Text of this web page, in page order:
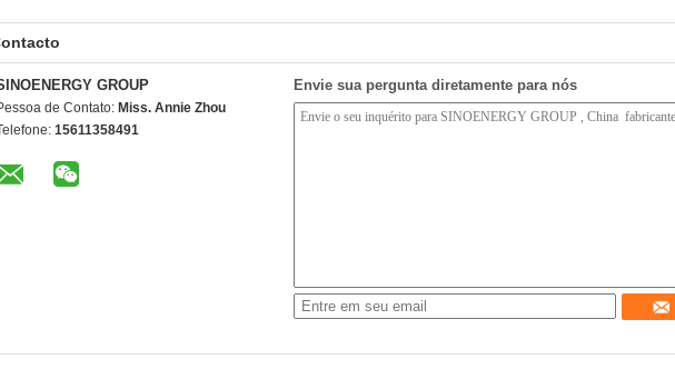
GROUP
de Contato: Miss. Annie Zhou
15611358491
Envie sua pergunta diretamente para nós